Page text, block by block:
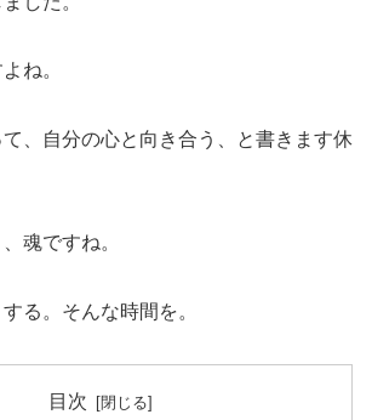
ね。
、自分の心と向き合う、と書きます休
魂ですね。
る。そんな時間を。
目次